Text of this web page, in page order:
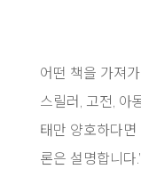
어떤 책을 가져
스릴러, 고전, 아
태만 양호하다
론은 설명합니다